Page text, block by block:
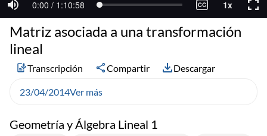
Geometría y Álgebra Lineal 1
Matriz asociada a una transformación
lineal
Transcripción Compartir Descargar
23/04/2014Ver más